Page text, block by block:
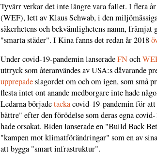
Tyvärr verkar det inte längre vara fallet. I flera
(WEF), lett av Klaus Schwab, i den
säkerhetens och bekvämlighetens namn,
"smarta städer". I Kina fanns det redan år 2018
Under covid-19-pandemin lanseradeFNoch
uttryck som återanvändes av USA:s dåvarande
upprepadeslagordet om och om igen, som små
flesta intet ont anande medborgare inte hade
Ledarna börjadetackacovid-19-pandemin för
bättre" efter den förödelse som deras egna
hade orsakat. Biden lanserade en "Build Back
"kampen mot klimatförändringar" som en av sina
att bygga "smart infrastruktur".